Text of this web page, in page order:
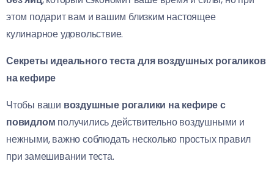
этом подарит вам и вашим близким настоящее
кулинарное удовольствие.
Секреты идеального теста для воздушных рогаликов
на кефире
Чтобы ваши воздушные рогалики на кефире с
повидлом получились действительно воздушными и
нежными, важно соблюдать несколько простых правил
при замешивании теста.